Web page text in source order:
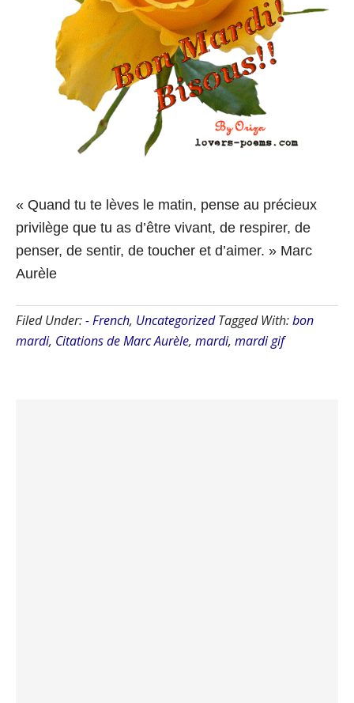
« Quand tu te lèves le matin, pense au précieux
privilège que tu as d’être vivant, de respirer, de
penser, de sentir, de toucher et d’aimer. » Marc
Aurèle
Filed Under:- French, Uncategorized Tagged With:bon
mardi, Citations de Marc Aurèle, mardi, mardi gif